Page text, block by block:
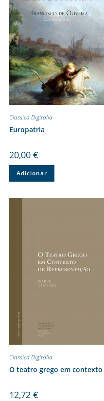
Classica Digitalia
Europatria
20,00 €
Adicionar
Classica Digitalia
O teatro grego em
12,72 €